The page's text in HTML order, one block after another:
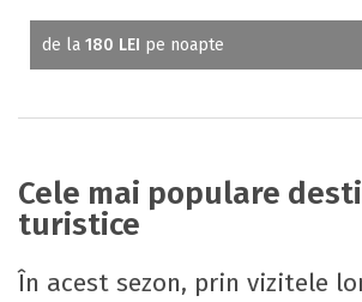
de la 180 LEI pe noapte
Cele mai populare
turistice
În acest sezon, prin vizitele